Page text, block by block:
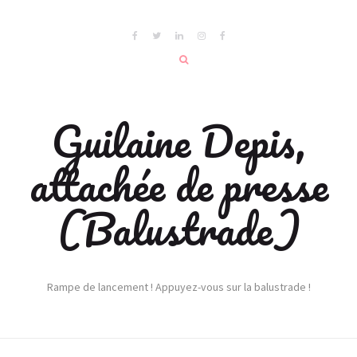
Guilaine Depis,
attachée de presse
(Balustrade)
Rampe de lancement ! Appuyez-vous sur la balustrade !